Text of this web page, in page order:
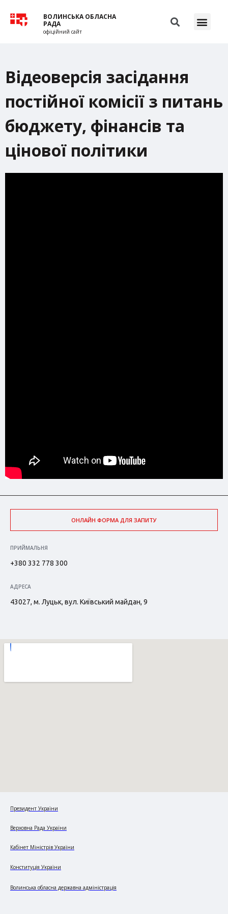
ВОЛИНСЬКА ОБЛАСНА
РАДА
офіційний сайт
Відеоверсія засідання
постійної комісії з питань
бюджету, фінансів та
цінової політики
ОНЛАЙН ФОРМА ДЛЯ ЗАПИТУ
ПРИЙМАЛЬНЯ
+380 332 778 300
АДРЕСА
43027, м. Луцьк, вул. Київський майдан, 9
Президент України
Верховна Рада України
Кабінет Міністрів України
Конституція України
Волинська обласна державна адміністрація